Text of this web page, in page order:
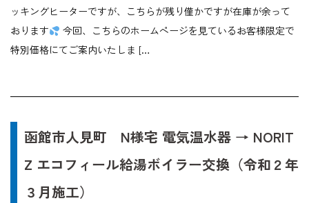
ッキングヒーターですが、こちらが残り僅かですが在庫が余って
おります
今回、こちらのホームページを見ているお客様限定で
特別価格にてご案内いたしま […
函館市人見町 N様宅 電気温水器 → NORIT
Z エコフィール給湯ボイラー交換（令和２年
３月施工）